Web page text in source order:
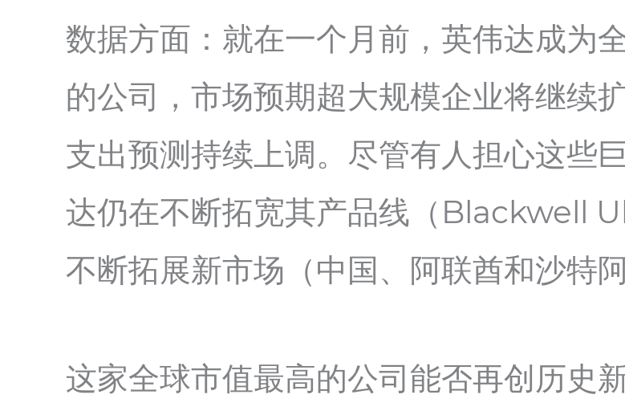
数据方面：就在一个月前，英伟达成为
的公司，市场预期超大规模企业将继续
支出预测持续上调。尽管有人担心这些
达仍在不断拓宽其产品线（Blackwell
不断拓展新市场（中国、阿联酋和沙特阿
这家全球市值最高的公司能否再创历史